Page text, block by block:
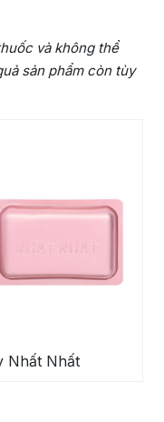
và không thể
sản phẩm còn tùy
Nhất Nhất